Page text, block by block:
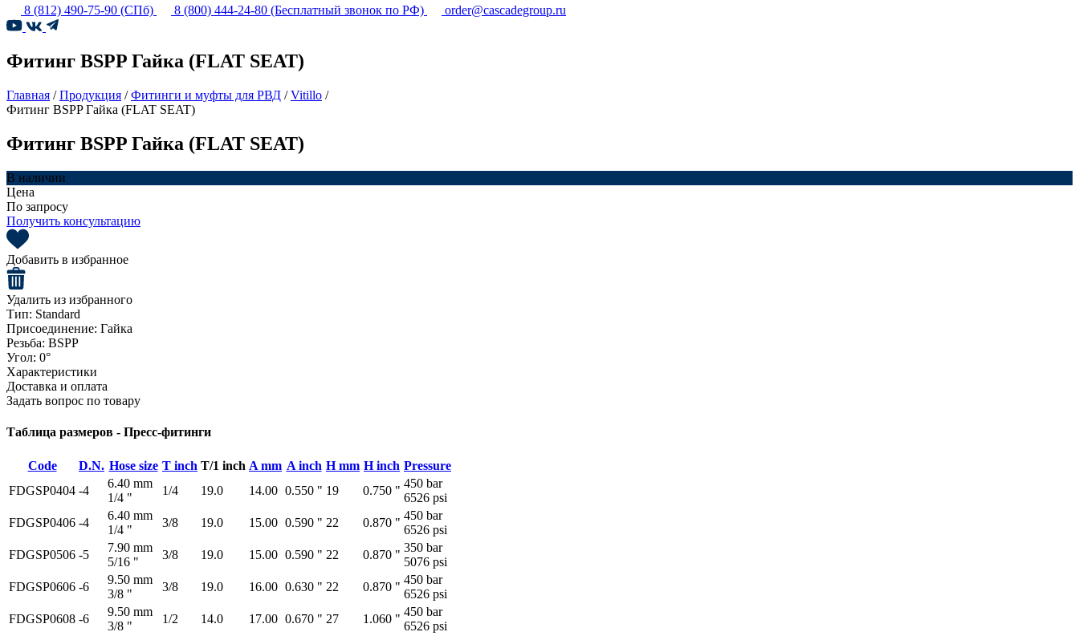
8 (812) 490-75-90 (СПб) 8 (800) 444-24-80 (Бесплатный звонок по РФ) order@cascadegroup.ru
Фитинг BSPP Гайка (FLAT SEAT)
Главная /Продукция /Фитинги и муфты для РВД /Vitillo /
Фитинг BSPP Гайка (FLAT SEAT)
Фитинг BSPP Гайка (FLAT SEAT)
В наличии
Цена
По запросу
Получить консультацию
Добавить в избранное
Удалить из избранного
Тип: Standard
Присоединение: Гайка
Резьба: BSPP
Угол: 0°
Характеристики
Доставка и оплата
Задать вопрос по товару
Таблица размеров - Пресс-фитинги
Code D.N. Hose size T inch T/1 inch A mm A inch H mm H inch Pressure
FDGSP0404 -4
6.40 mm
1/4 "
1/4 19.0 14.00 0.550 " 19 0.750 "
450 bar
6526 psi
FDGSP0406 -4
6.40 mm
1/4 "
3/8 19.0 15.00 0.590 " 22 0.870 "
450 bar
6526 psi
FDGSP0506 -5
7.90 mm
5/16 "
3/8 19.0 15.00 0.590 " 22 0.870 "
350 bar
5076 psi
FDGSP0606 -6
9.50 mm
3/8 "
3/8 19.0 16.00 0.630 " 22 0.870 "
450 bar
6526 psi
FDGSP0608 -6
9.50 mm
3/8 "
1/2 14.0 17.00 0.670 " 27 1.060 "
450 bar
6526 psi